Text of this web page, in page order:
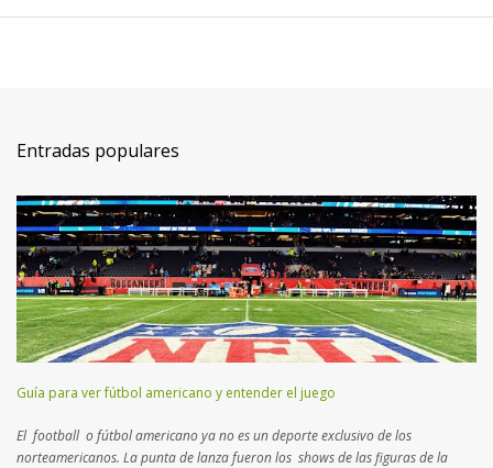
Entradas populares
Guía para ver fútbol americano y entender el juego
El football o fútbol americano ya no es un deporte exclusivo de los
norteamericanos. La punta de lanza fueron los shows de las figuras de la